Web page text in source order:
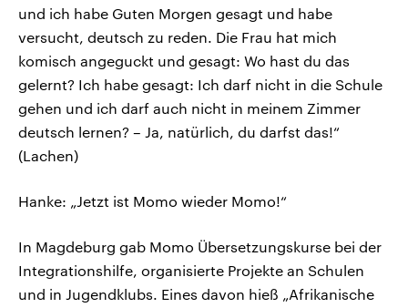
und ich habe Guten Morgen gesagt und habe
versucht, deutsch zu reden. Die Frau hat mich
komisch angeguckt und gesagt: Wo hast du das
gelernt? Ich habe gesagt: Ich darf nicht in die Schule
gehen und ich darf auch nicht in meinem Zimmer
deutsch lernen? – Ja, natürlich, du darfst das!“
(Lachen)
Hanke: „Jetzt ist Momo wieder Momo!“
In Magdeburg gab Momo Übersetzungskurse bei der
Integrationshilfe, organisierte Projekte an Schulen
und in Jugendklubs. Eines davon hieß „Afrikanische